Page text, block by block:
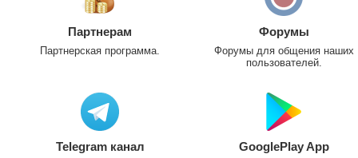
Партнерам
Партнерская программа.
Форумы
Форумы для общения наших
пользователей.
Telegram канал GooglePlay App